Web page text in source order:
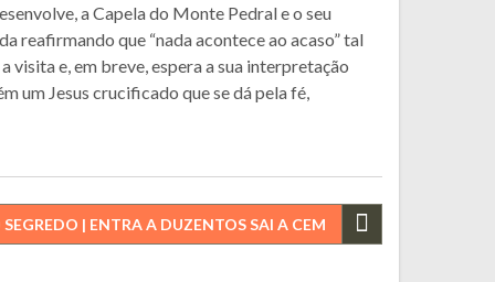
a Capela do Monte Pedral e o seu
reafirmando que “nada acontece ao acaso” tal
visita e, em breve, espera a sua interpretação
um Jesus crucificado que se dá pela fé,
SEGREDO | ENTRA A DUZENTOS SAI A CEM